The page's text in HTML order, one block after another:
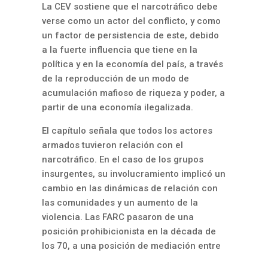
La CEV sostiene que el narcotráfico debe
verse como un actor del conflicto, y como
un factor de persistencia de este, debido
a la fuerte influencia que tiene en la
política y en la economía del país, a través
de la reproducción de un modo de
acumulación mafioso de riqueza y poder, a
partir de una economía ilegalizada.
El capítulo señala que todos los actores
armados tuvieron relación con el
narcotráfico. En el caso de los grupos
insurgentes, su involucramiento implicó un
cambio en las dinámicas de relación con
las comunidades y un aumento de la
violencia. Las FARC pasaron de una
posición prohibicionista en la década de
los 70, a una posición de mediación entre